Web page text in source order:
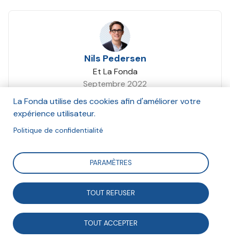
Nils Pedersen
Et La Fonda
Septembre 2022
La septième édition de l’Université du Faire ensemble a
éclairé le fait qu’agir en communauté d’action,
consiste à amplifier les effets de son engagement par
la mise en cohérence de ses actions avec celles
d’autres acteurs engagés.
La Fonda utilise des cookies afin d'améliorer votre
expérience utilisateur.
Politique de confidentialité
PARAMÈTRES
TOUT REFUSER
TOUT ACCEPTER